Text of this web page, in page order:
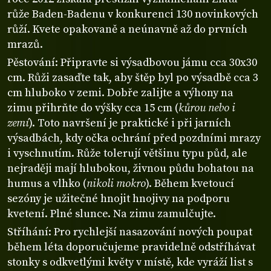
růže Baden-Badenu v konkurenci 130 novinkových
růží. Kvete opakovaně a neúnavně až do prvních
mrazů.
Pěstování: Připravte si výsadbovou jámu cca 30x30
cm. Růži zasaďte tak, aby štěp byl po výsadbě cca 3
cm hluboko v zemi. Dobře zalijte a výhony na
zimu přihrňte do výšky cca 15 cm (kůrou nebo i
zemí). Toto navršení je praktické i při jarních
výsadbách, kdy očka ochrání před pozdními mrazy
i vyschnutím. Růže tolerují většinu typu půd, ale
nejraději mají hlubokou, živnou půdu bohatou na
humus a vlhko (nikoli mokro). Během kvetoucí
sezóny je užitečné hnojit hnojivy na podporu
kvetení. Plné slunce. Na zimu zamulčujte.
Stříhání: Pro rychlejší nasazování nových poupat
během léta doporučujeme pravidelně odstříhávat
stonky s odkvetlými květy v místě, kde vyráží list s